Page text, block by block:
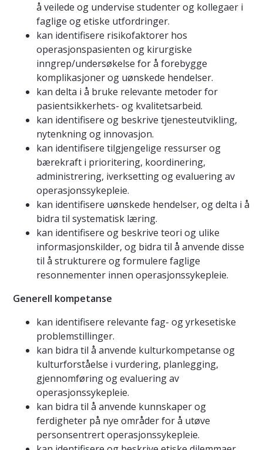
å veilede og undervise studenter og kollegaer i
faglige og etiske utfordringer.
kan identifisere risikofaktorer hos
operasjonspasienten og kirurgiske
inngrep/undersøkelse for å forebygge
komplikasjoner og uønskede hendelser.
kan delta i å bruke relevante metoder for
pasientsikkerhets- og kvalitetsarbeid.
kan identifisere og beskrive tjenesteutvikling,
nytenkning og innovasjon.
kan identifisere tilgjengelige ressurser og
bærekraft i prioritering, koordinering,
administrering, iverksetting og evaluering av
operasjonssykepleie.
kan identifisere uønskede hendelser, og delta i å
bidra til systematisk læring.
kan identifisere og beskrive teori og ulike
informasjonskilder, og bidra til å anvende disse
til å strukturere og formulere faglige
resonnementer innen operasjonssykepleie.
Generell kompetanse
kan identifisere relevante fag- og yrkesetiske
problemstillinger.
kan bidra til å anvende kulturkompetanse og
kulturforståelse i vurdering, planlegging,
gjennomføring og evaluering av
operasjonssykepleie.
kan bidra til å anvende kunnskaper og
ferdigheter på nye områder for å utøve
personsentrert operasjonssykepleie.